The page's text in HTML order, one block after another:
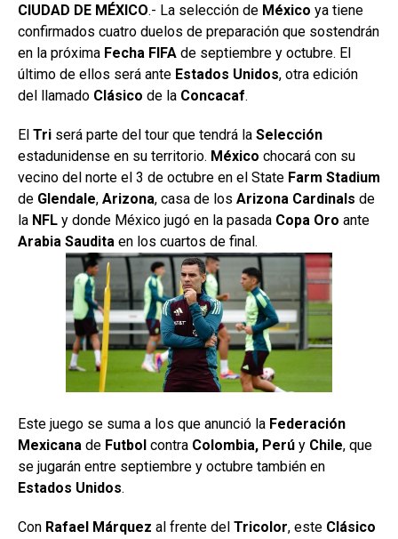
CIUDAD DE MÉXICO.- La selección de México ya tiene
confirmados cuatro duelos de preparación que sostendrán
en la próxima Fecha FIFA de septiembre y octubre. El
último de ellos será ante Estados Unidos, otra edición
del llamado Clásico de la Concacaf.
El Tri será parte del tour que tendrá la Selección
estadunidense en su territorio. México chocará con su
vecino del norte el 3 de octubre en el State Farm Stadium
de Glendale, Arizona, casa de los Arizona Cardinals de
la NFL y donde México jugó en la pasada Copa Oro ante
Arabia Saudita en los cuartos de final.
Este juego se suma a los que anunció la Federación
Mexicana de Futbol contra Colombia, Perú y Chile, que
se jugarán entre septiembre y octubre también en
Estados Unidos.
Con Rafael Márquez al frente del Tricolor, este Clásico